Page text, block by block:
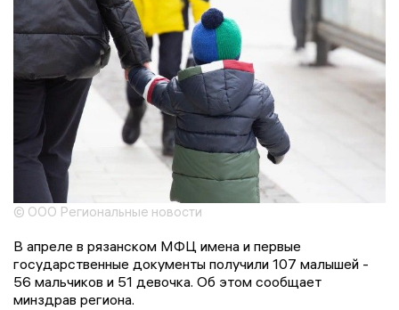
© ООО Региональные новости
В апреле в рязанском МФЦ имена и первые
государственные документы получили 107 малышей -
56 мальчиков и 51 девочка. Об этом сообщает
минздрав региона.